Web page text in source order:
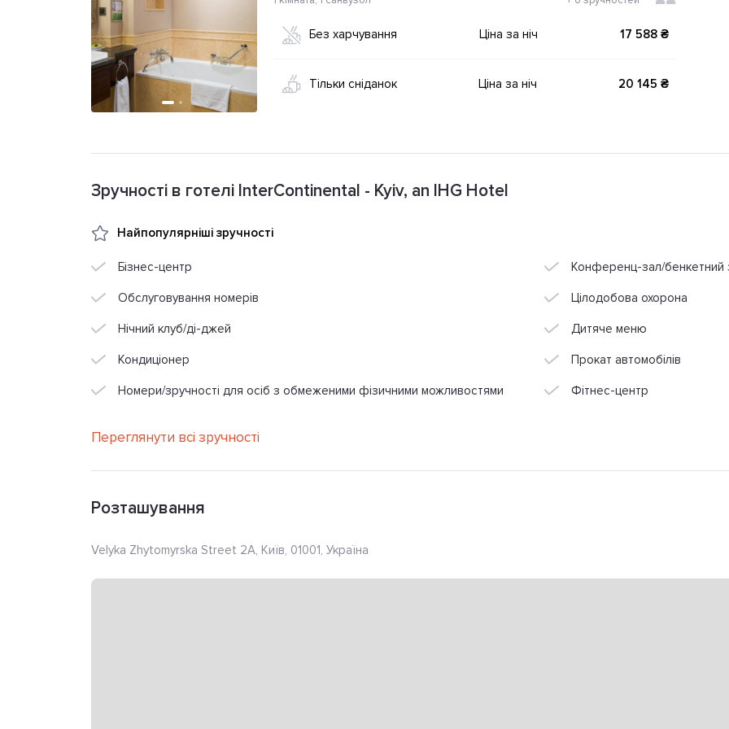
Без харчування Ціна за ніч 17 588 ₴
Тільки сніданок Ціна за ніч 20 145 ₴
Зручності в готелі InterContinental - Kyiv, an IHG Hotel
Найпопулярніші зручності
Бізнес-центр Конференц-зал/бенкетний
Обслуговування номерів Цілодобова охорона
Нічний клуб/ді-джей Дитяче меню
Кондиціонер Прокат автомобілів
Номери/зручності для осіб з обмеженими фізичними можливостями Фітнес-центр
Переглянути всі зручності
Розташування
Velyka Zhytomyrska Street 2A, Київ, 01001, Україна